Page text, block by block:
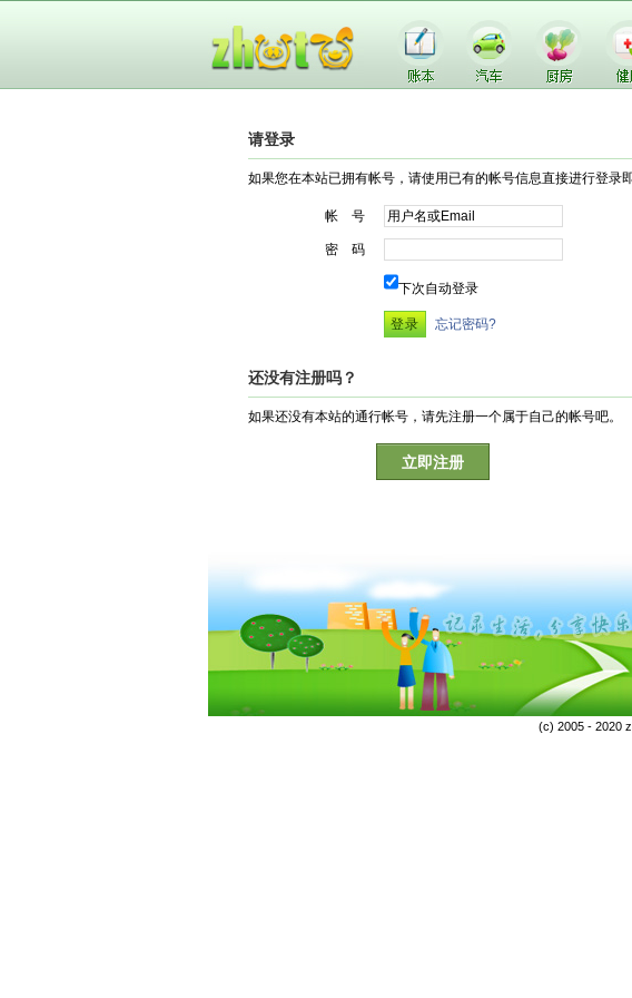
请登录
如果您在本站已拥有帐号，请使用已有的帐号信息直接进行登录
帐 号
密 码
下次自动登录
忘记密码?
还没有注册吗？
如果还没有本站的通行帐号，请先注册一个属于自己的帐号吧。
立即注册
(c) 2005 - 2020